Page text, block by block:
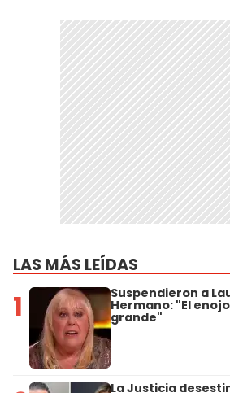
LAS MÁS LEÍDAS
1 Suspendieron a
Hermano: "El
grande"
La Justicia